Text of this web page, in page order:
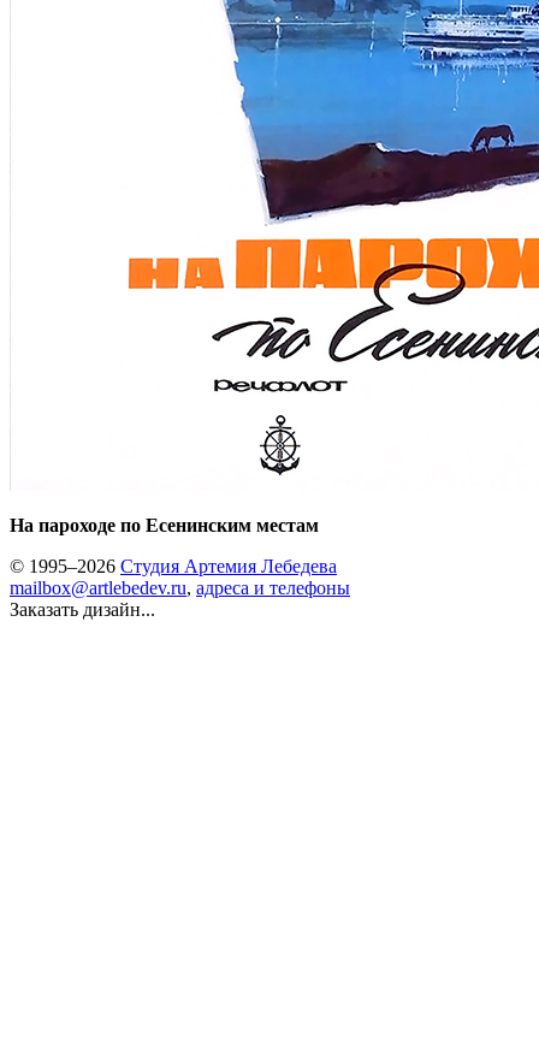
На пароходе по Есенинским местам
© 1995–2026 Студия Артемия Лебедева
mailbox@artlebedev.ru, адреса и телефоны
Заказать дизайн...